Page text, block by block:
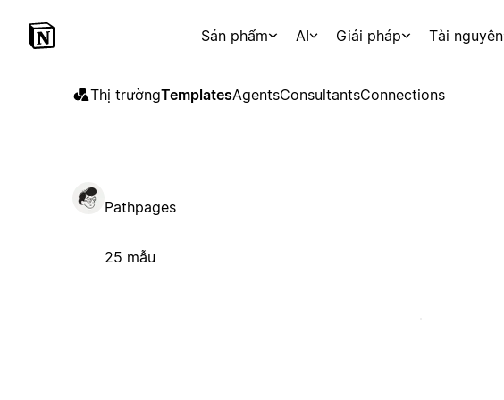
Sản phẩm AI Giải pháp Tài nguyên
Thị trườngTemplatesAgentsConsultantsConnections
Pathpages
25 mẫu